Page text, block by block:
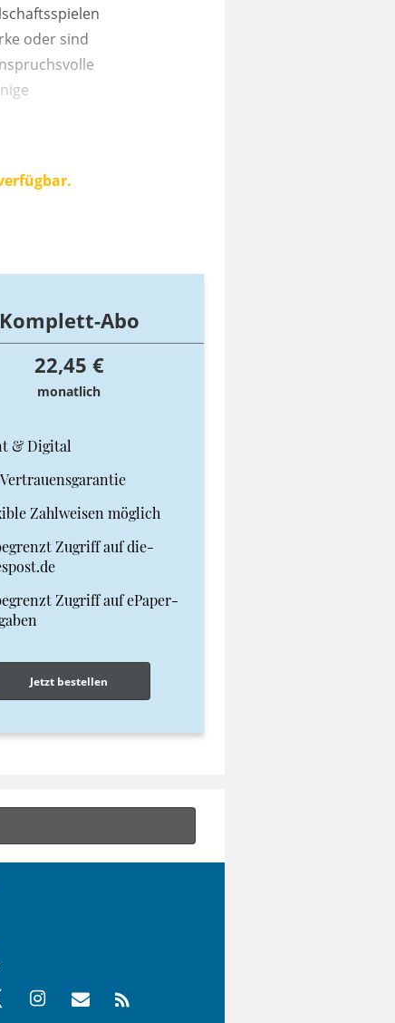
oder sind
Komplett-Abo
22,45 €
monatlich
& Digital
Zahlweisen möglich
Zugriff auf die-
Zugriff auf ePaper-
Jetzt bestellen